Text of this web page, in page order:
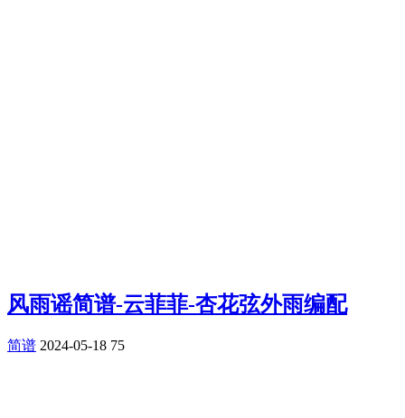
风雨谣简谱-云菲菲-杏花弦外雨编配
简谱 2024-05-18 75